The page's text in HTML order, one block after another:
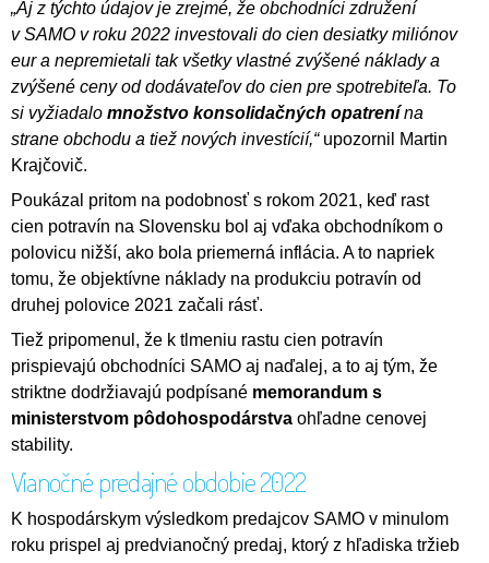
„Aj z týchto údajov je zrejmé, že obchodníci združení
v SAMO v roku 2022 investovali do cien desiatky miliónov
eur a nepremietali tak všetky vlastné zvýšené náklady a
zvýšené ceny od dodávateľov do cien pre spotrebiteľa. To
si vyžiadalo množstvo konsolidačných opatrenína
strane obchodu a tiež nových investícií,“upozornil Martin
Krajčovič.
Poukázal pritom na podobnosť s rokom 2021, keď rast
cien potravín na Slovensku bol aj vďaka obchodníkom o
polovicu nižší, ako bola priemerná inflácia. A to napriek
tomu, že objektívne náklady na produkciu potravín od
druhej polovice 2021 začali rásť.
Tiež pripomenul, že k tlmeniu rastu cien potravín
prispievajú obchodníci SAMO aj naďalej, a to aj tým, že
striktne dodržiavajú podpísané memorandum s
ministerstvom pôdohospodárstva ohľadne cenovej
stability.
Vianočné predajné obdobie 2022
K hospodárskym výsledkom predajcov SAMO v minulom
roku prispel aj predvianočný predaj, ktorý z hľadiska tržieb